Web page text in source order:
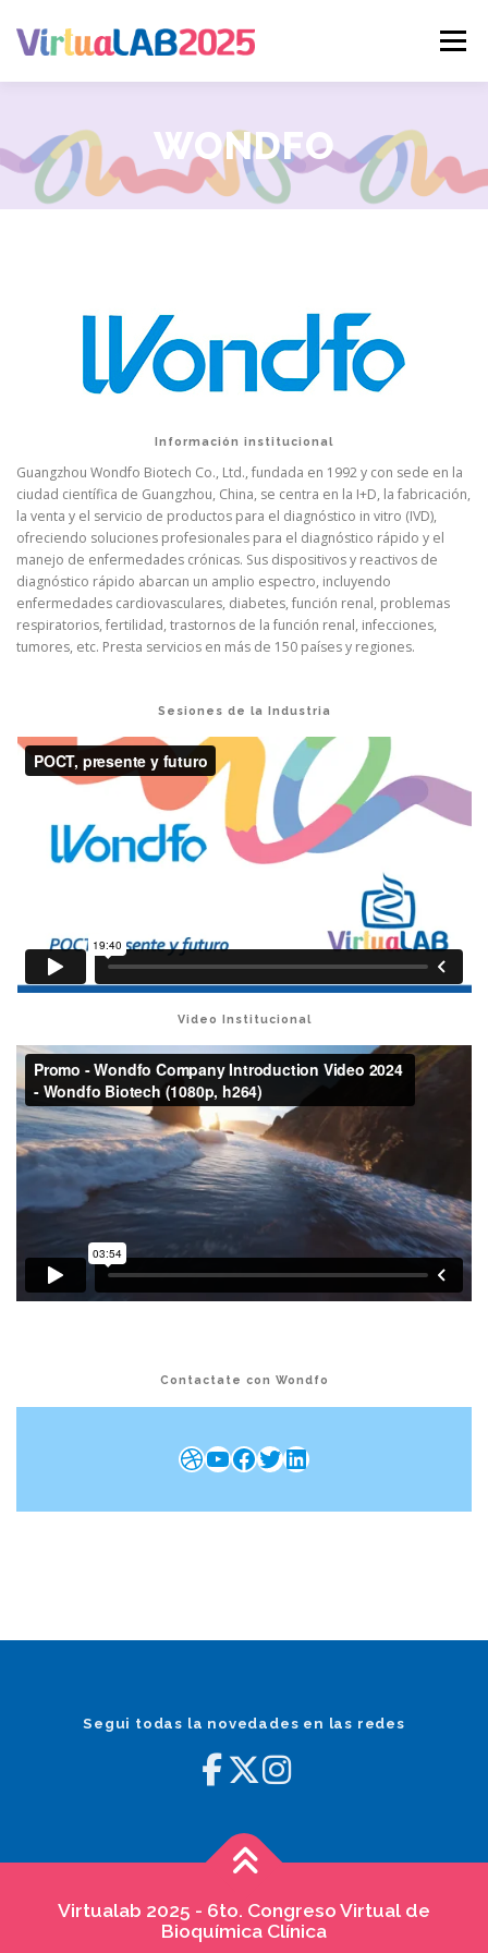
contenido
Menú
DISERTANTES ARANCELES
CONTACTO
WONDFO
Información institucional
Guangzhou Wondfo Biotech Co., Ltd., fundada en 1992 y con sede en la
ciudad científica de Guangzhou, China, se centra en la I+D, la fabricación,
la venta y el servicio de productos para el diagnóstico in vitro (IVD),
ofreciendo soluciones profesionales para el diagnóstico rápido y el
manejo de enfermedades crónicas. Sus dispositivos y reactivos de
diagnóstico rápido abarcan un amplio espectro, incluyendo
enfermedades cardiovasculares, diabetes, función renal, problemas
respiratorios, fertilidad, trastornos de la función renal, infecciones,
tumores, etc. Presta servicios en más de 150 países y regiones.
Sesiones de la Industria
Video Institucional
Contactate con Wondfo
Dribbble YouTube Facebook Twitter LinkedIn
Segui todas la novedades en las redes
Virtualab 2025 - 6to. Congreso Virtual de
Bioquímica Clínica